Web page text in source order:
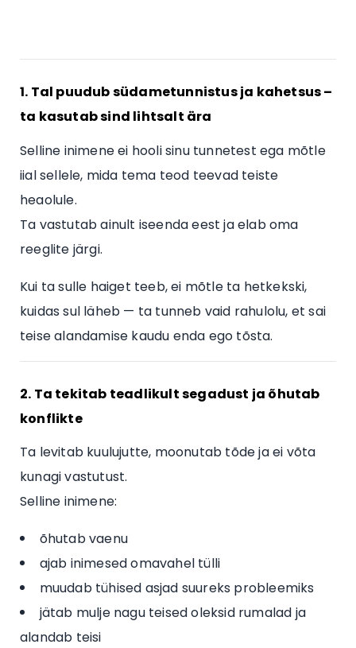
1. Tal puudub südametunnistus ja kahetsus –
ta kasutab sind lihtsalt ära
Selline inimene ei hooli sinu tunnetest ega mõtle
iial sellele, mida tema teod teevad teiste
heaolule.
Ta vastutab ainult iseenda eest ja elab oma
reeglite järgi.
Kui ta sulle haiget teeb, ei mõtle ta hetkekski,
kuidas sul läheb — ta tunneb vaid rahulolu, et sai
teise alandamise kaudu enda ego tõsta.
2. Ta tekitab teadlikult segadust ja õhutab
konflikte
Ta levitab kuulujutte, moonutab tõde ja ei võta
kunagi vastutust.
Selline inimene:
õhutab vaenu
ajab inimesed omavahel tülli
muudab tühised asjad suureks probleemiks
jätab mulje nagu teised oleksid rumalad ja
alandab teisi